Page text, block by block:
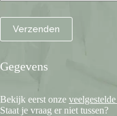
Gegevens
Bekijk eerst onze
Staat je vraag er niet tussen?